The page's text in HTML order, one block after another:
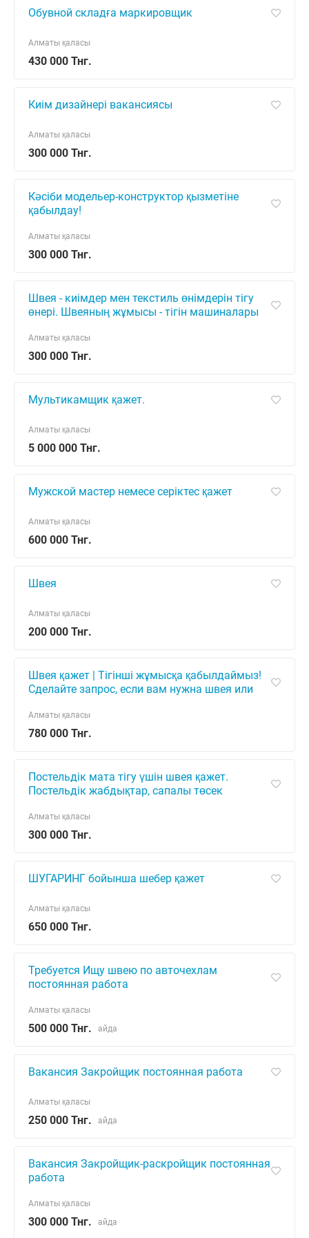
Обувной складға маркировщик
430 000 Тнг.
Алматы қаласы
Киім дизайнері вакансиясы
300 000 Тнг.
Алматы қаласы
Кәсіби модельер-конструктор қызметіне
қабылдау!
300 000 Тнг.
Алматы қаласы
Швея - киімдер мен текстиль өнімдерін тігу
өнері. Швеяның жұмысы - тігін машиналары
маталарды, жіптерді және арна
300 000 Тнг.
Алматы қаласы
Мультикамщик қажет.
5 000 000 Тнг.
Алматы қаласы
Мужской мастер немесе серіктес қажет
600 000 Тнг.
Алматы қаласы
Швея
200 000 Тнг.
Алматы қаласы
Швея қажет | Тігінші жұмысқа қабылдаймыз!
Сделайте запрос, если вам нужна швея или
ұсынамыз!
780 000 Тнг.
Алматы қаласы
Постельдік мата тігу үшін швея қажет.
Постельдік жабдықтар, сапалы төсек
өңдеу саласындағы мамандар іздестірілуд
300 000 Тнг.
Алматы қаласы
ШУГАРИНГ бойынша шебер қажет
650 000 Тнг.
Алматы қаласы
Требуется Ищу швею по авточехлам
постоянная работа
500 000 Тнг. айда
Алматы қаласы
Вакансия Закройщик постоянная работа
250 000 Тнг. айда
Алматы қаласы
Вакансия Закройщик-раскройщик постоянная
работа
300 000 Тнг. айда
Алматы қаласы